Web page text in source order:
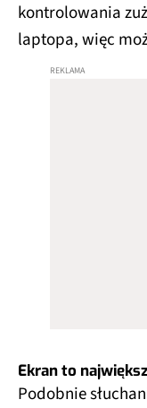
kontrolowania
laptopa, więc
Ekran to
Podobnie